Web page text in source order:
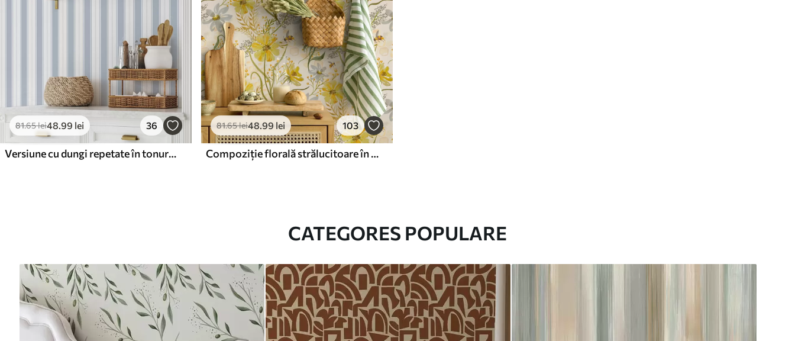
81.65lei48.99 lei 36
Versiune cu dungi repetate în tonuri gri-albastru
81.65lei48.99 lei 103
Compoziție florală strălucitoare în culorile galben
CATEGORES POPULARE